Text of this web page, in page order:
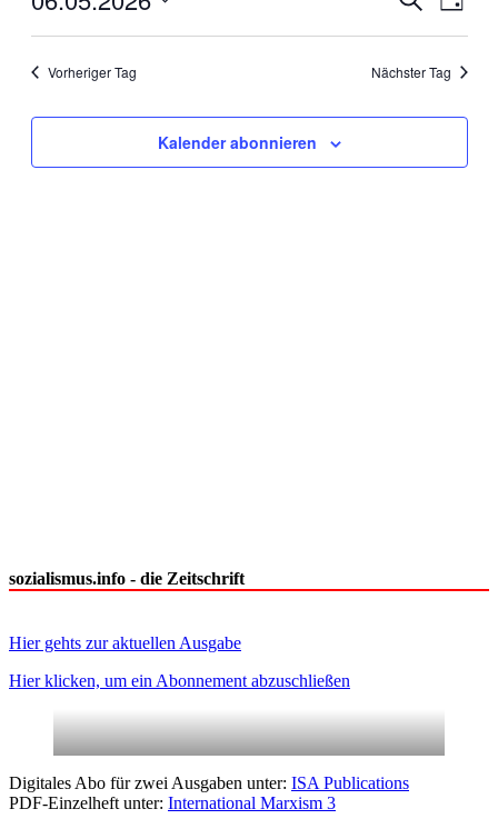
Tag
Vorheriger Tag
Nächster Tag
Kalender abonnieren
sozialismus.info - die Zeitschrift
Hier gehts zur aktuellen Ausgabe
Hier klicken, um ein Abonnement abzuschließen
Digitales Abo für zwei Ausgaben unter: ISA Publications
PDF-Einzelheft unter: International Marxism 3